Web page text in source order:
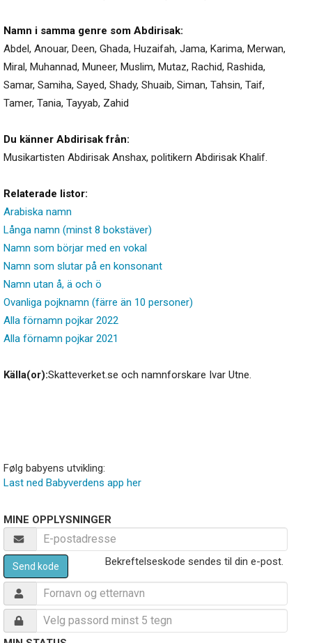
Namn i samma genre som Abdirisak:
Abdel, Anouar, Deen, Ghada, Huzaifah, Jama, Karima, Merwan,
Miral, Muhannad, Muneer, Muslim, Mutaz, Rachid, Rashida,
Samar, Samiha, Sayed, Shady, Shuaib, Siman, Tahsin, Taif,
Tamer, Tania, Tayyab, Zahid
Du känner Abdirisak från:
Musikartisten Abdirisak Anshax, politikern Abdirisak Khalif.
Relaterade listor:
Arabiska namn
Långa namn (minst 8 bokstäver)
Namn som börjar med en vokal
Namn som slutar på en konsonant
Namn utan å, ä och ö
Ovanliga pojknamn (färre än 10 personer)
Alla förnamn pojkar 2022
Alla förnamn pojkar 2021
Källa(or):Skatteverket.se och namnforskare Ivar Utne.
Følg babyens utvikling:
Last ned Babyverdens app her
MINE OPPLYSNINGER
Send kode Bekreftelseskode sendes til din e-post.